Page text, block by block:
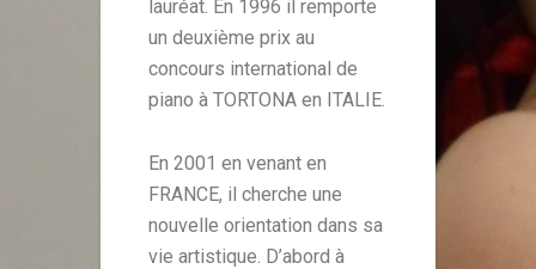
lauréat. En 1996 il remporte
un deuxième prix au
concours international de
piano à TORTONA en ITALIE.
En 2001 en venant en
FRANCE, il cherche une
nouvelle orientation dans sa
vie artistique. D’abord à